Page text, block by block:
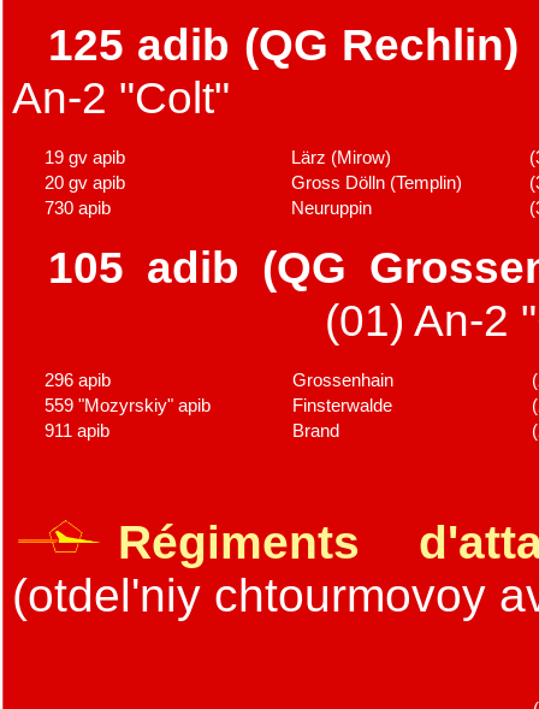
125 adib (QG Rechlin)
An-2 "Colt"
19 gv apib Lärz (Mirow)
20 gv apib
Gross Dölln (Templin)
730 apib
Neuruppin
105 adib (QG
(01) An-2
296 apib Grossenhain
559 "Mozyrskiy" apib
Finsterwalde
911 apib
Brand
Régiments
(otdel'niy chtourmovoy